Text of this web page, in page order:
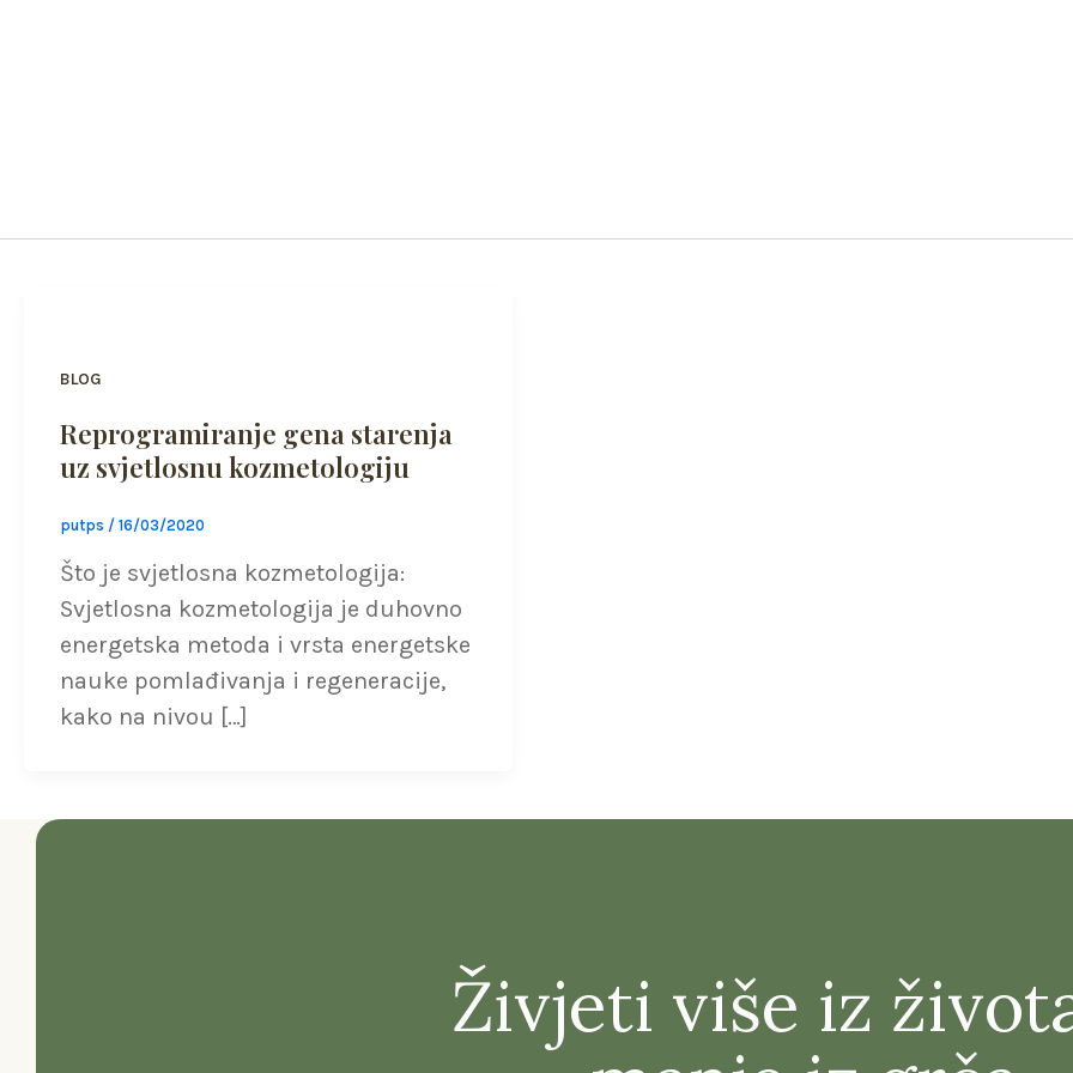
BLOG
Reprogramiranje gena starenja
uz svjetlosnu kozmetologiju
putps / 16/03/2020
Što je svjetlosna kozmetologija:
Svjetlosna kozmetologija je duhovno
energetska metoda i vrsta energetske
nauke pomlađivanja i regeneracije,
kako na nivou […]
Živjeti više iz